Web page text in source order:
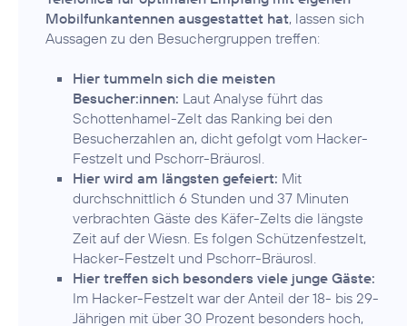
Mobilfunkantennen ausgestattet hat, lassen sich
Aussagen zu den Besuchergruppen treffen:
Hier tummeln sich die meisten
Besucher:innen: Laut Analyse führt das
Schottenhamel-Zelt das Ranking bei den
Besucherzahlen an, dicht gefolgt vom Hacker-
Festzelt und Pschorr-Bräurosl.
Hier wird am längsten gefeiert: Mit
durchschnittlich 6 Stunden und 37 Minuten
verbrachten Gäste des Käfer-Zelts die längste
Zeit auf der Wiesn. Es folgen Schützenfestzelt,
Hacker-Festzelt und Pschorr-Bräurosl.
Hier treffen sich besonders viele junge Gäste:
Im Hacker-Festzelt war der Anteil der 18- bis 29-
Jährigen mit über 30 Prozent besonders hoch,